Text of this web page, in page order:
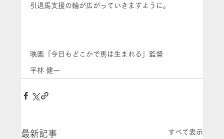
引退馬支援の輪が広がっていきますように。
映画「今日もどこかで馬は生まれる」監督
平林 健一
最新記事 すべて表示